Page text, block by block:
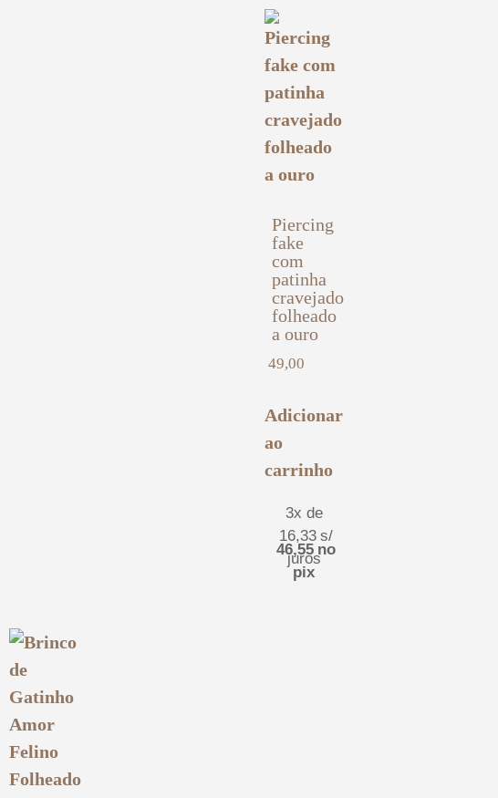
Piercing
fake
com
patinha
cravejado
folheado
a ouro
49,00
Adicionar
ao
carrinho
3x de
16,33 s/
juros
46,55 no
pix